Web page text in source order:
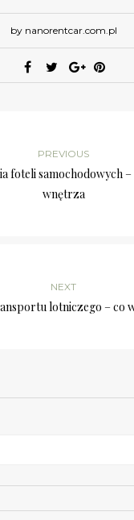
by nanorentcar.com.pl
PREVIOUS
foteli samochodowych
wnętrza
NEXT
lotniczego – co